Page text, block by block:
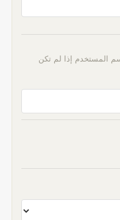
المستخدم إذا لم تكن